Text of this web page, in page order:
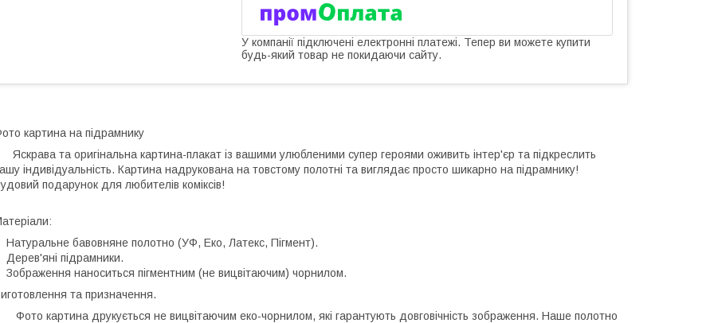
У компанії підключені електронні платежі. Тепер ви можете купити
будь-який товар не покидаючи сайту.
картина на підрамнику
Яскрава та оригінальна картина-плакат із вашими улюбленими супер героями оживить інтер'єр та підкреслить
індивідуальність. Картина надрукована на товстому полотні та виглядає просто шикарно на підрамнику!
подарунок для любителів коміксів!
Натуральне бавовняне полотно (УФ, Еко, Латекс, Пігмент).
Дерев'яні підрамники.
Зображення наноситься пігментним (не вицвітаючим) чорнилом.
та призначення.
Фото картина друкується не вицвітаючим еко-чорнилом, які гарантують довговічність зображення. Наше полотно